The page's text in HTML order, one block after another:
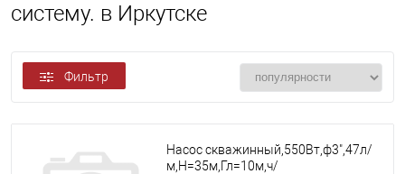
систему. в Иркутске
Фильтр
Насос скважинный,550Вт,ф3",47л/
м,Н=35м,Гл=10м,ч/